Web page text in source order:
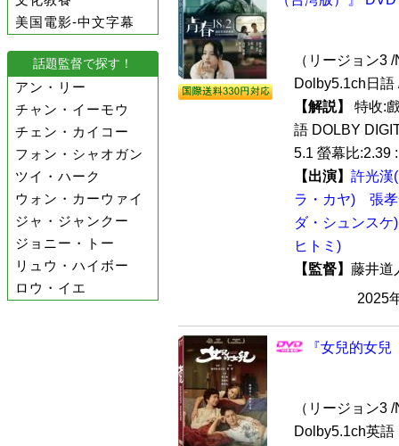
美国電影-中文字幕
話題監督で探す！
アン・リー
チャン・イーモウ
チェン・カイコー
フォン・シャオガン
ツイ・ハーク
ウォン・カーウァイ
ジャ・ジャンクー
ジョニー・トー
リュウ・ハイボー
ロウ・イエ
（リージョン3
Dolby5.1ch日
【解説】
特收:
語 DOLBY
5.1 螢幕比:2.39
【出演】 許光漢
ラ・カヤ)
張
ダ・シュンスケ)
ヒトミ)
【監督】 藤井
2025
『女兒的女
（リージョン3
Dolby5.1ch英